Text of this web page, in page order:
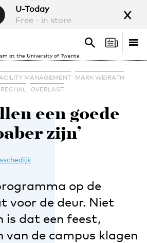
U-Today
Free - in store
x
at the University of Twente
Search
Search
MANAGEMENT
MARK WEIRATH
OVERLAST
een goede
zijn’
op de
voor de deur. Niet
is dat een feest,
van de campus klagen